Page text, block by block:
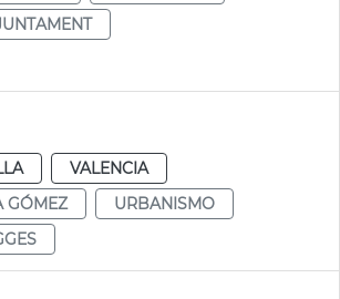
VALENCIA
GÓMEZ
URBANISMO